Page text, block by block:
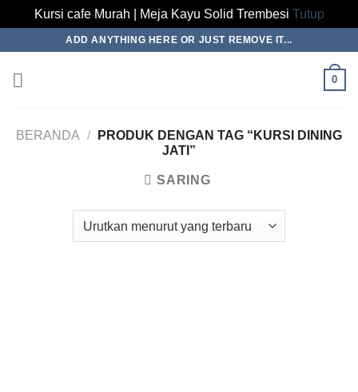
Kursi cafe Murah | Meja Kayu Solid Trembesi Tutup
content
ADD ANYTHING HERE OR JUST REMOVE IT...
0
BERANDA /
PRODUK DENGAN TAG “KURSI DINING
JATI”
SARING